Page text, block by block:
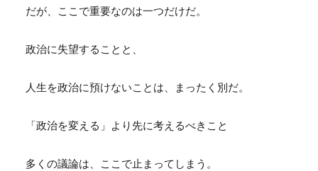
だが、ここで重要なのは一つだけだ。
政治に失望することと、
人生を政治に預けないことは、まったく別だ。
「政治を変える」より先に考えるべきこと
多くの議論は、ここで止まってしまう。